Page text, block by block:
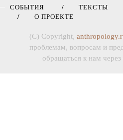
СОБЫТИЯ ТЕКСТЫ
О ПРОЕКТЕ
(C) Copyright,
проблемам, вопросам и
обращаться к нам через